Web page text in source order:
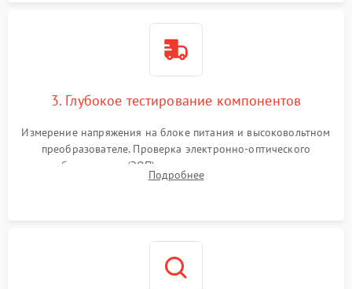
3. Глубокое тестирование компонентов
Измерение напряжения на блоке питания и высоковольтном
преобразователе. Проверка электронно-оптического
преобразователя (ЭОП) на стенде на предмет эмиссии,
шумов и засветок. Диагностика микросхем цифровых
Подробнее